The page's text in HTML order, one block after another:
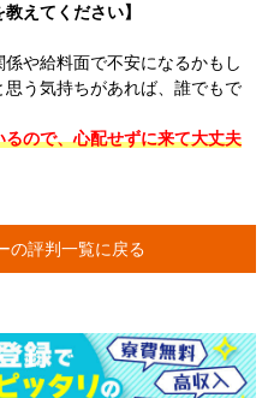
えてください】
や給料面で不安になるかもし
う気持ちがあれば、誰でもで
ので、心配せずに来て大丈夫
の評判一覧に戻る